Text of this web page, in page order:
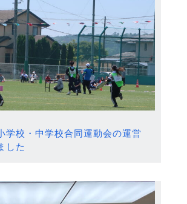
学校・中学校合同運動会の運営
した